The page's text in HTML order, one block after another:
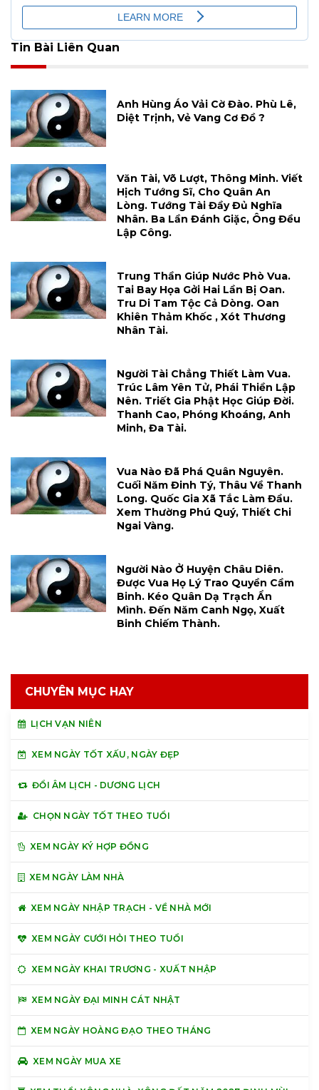
Tin Bài Liên Quan
Anh Hùng Áo Vải Cờ Đào. Phù Lê,
Diệt Trịnh, Vẻ Vang Cơ Đồ ?
Văn Tài, Võ Lượt, Thông Minh. Viết
Hịch Tướng Sĩ, Cho Quân An
Lòng. Tướng Tài Đầy Đủ Nghĩa
Nhân. Ba Lần Đánh Giặc, Ông Đều
Lập Công.
Trung Thần Giúp Nước Phò Vua.
Tai Bay Họa Gởi Hai Lần Bị Oan.
Tru Di Tam Tộc Cả Dòng. Oan
Khiên Thảm Khốc , Xót Thương
Nhân Tài.
Người Tài Chẳng Thiết Làm Vua.
Trúc Lâm Yên Tử, Phái Thiền Lập
Nên. Triết Gia Phật Học Giúp Đời.
Thanh Cao, Phóng Khoáng, Anh
Minh, Đa Tài.
Vua Nào Đã Phá Quân Nguyên.
Cuối Năm Đinh Tý, Thâu Về Thanh
Long. Quốc Gia Xã Tắc Làm Đầu.
Xem Thường Phú Quý, Thiết Chi
Ngai Vàng.
Người Nào Ở Huyện Châu Diên.
Được Vua Họ Lý Trao Quyền Cầm
Binh. Kéo Quân Dạ Trạch Ẩn
Mình. Đến Năm Canh Ngọ, Xuất
Binh Chiếm Thành.
CHUYÊN MỤC HAY
LỊCH VẠN NIÊN
XEM NGÀY TỐT XẤU, NGÀY ĐẸP
ĐỔI ÂM LỊCH - DƯƠNG LỊCH
CHỌN NGÀY TỐT THEO TUỔI
XEM NGÀY KÝ HỢP ĐỒNG
XEM NGÀY LÀM NHÀ
XEM NGÀY NHẬP TRẠCH - VỀ NHÀ MỚI
XEM NGÀY CƯỚI HỎI THEO TUỔI
XEM NGÀY KHAI TRƯƠNG - XUẤT NHẬP
XEM NGÀY ĐẠI MINH CÁT NHẬT
XEM NGÀY HOÀNG ĐẠO THEO THÁNG
XEM NGÀY MUA XE